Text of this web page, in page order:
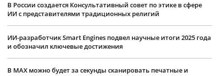
В России создается Консультативный совет по этике в сфере
ИИ с представителями традиционных религий
ИИ-разработчик Smart Engines подвел научные итоги 2025 года
и обозначил ключевые достижения
В MAX можно будет за секунды сканировать печатные и